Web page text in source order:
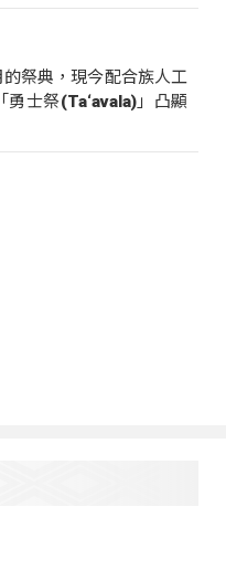
祭典，現今配合族人工
士祭(Ta‘avala)」凸顯